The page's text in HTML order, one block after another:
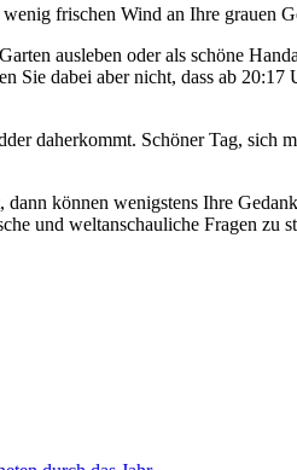
frischen Wind an Ihre grauen
ausleben oder als schöne
Sie dabei aber nicht, dass ab 20:17
daherkommt. Schöner Tag, sich
können wenigstens Ihre
und weltanschauliche Fragen zu